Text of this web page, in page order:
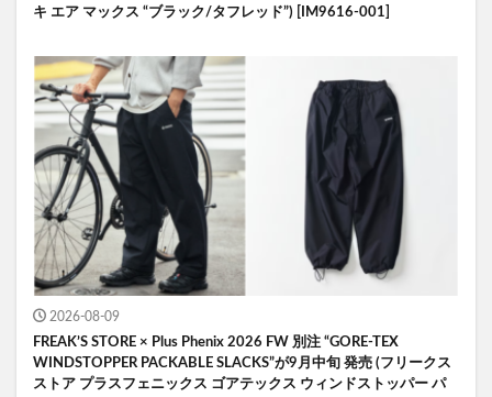
キ エア マックス “ブラック/タフレッド”) [IM9616-001]
2026-08-09
FREAK’S STORE × Plus Phenix 2026 FW 別注 “GORE-TEX
WINDSTOPPER PACKABLE SLACKS”が9月中旬 発売 (フリークス
ストア プラスフェニックス ゴアテックス ウィンドストッパー パ